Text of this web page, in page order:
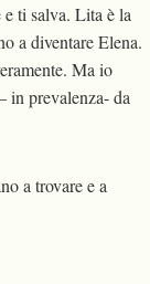
e ti salva. Lita è la
a diventare Elena.
Ma io
in prevalenza- da
a trovare e a